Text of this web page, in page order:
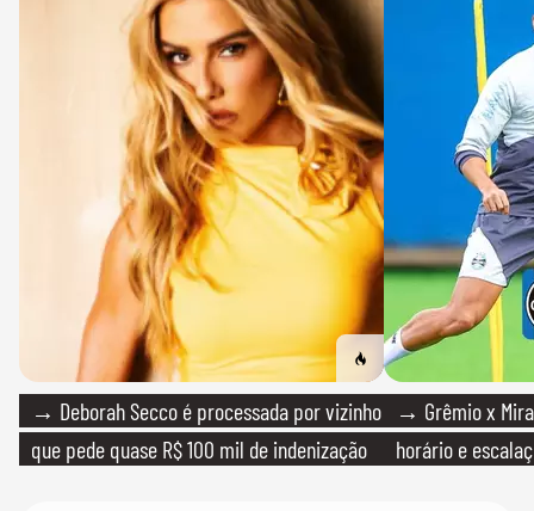
→ Deborah Secco é processada por vizinho
que pede quase R$ 100 mil de indenização
→ Grêmio x
horário e